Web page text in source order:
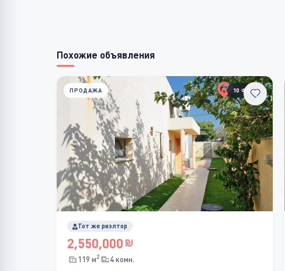
Похожие объявления
10 ФОТО
ПРОДАЖА
Тот же риэлтор
2,550,000
119 м2 4 комн.